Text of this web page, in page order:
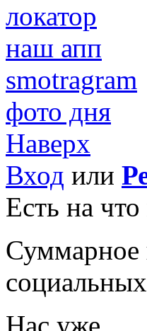
локатор
наш апп
smotragram
фото дня
Наверх
Вход или
Есть на
Суммарное